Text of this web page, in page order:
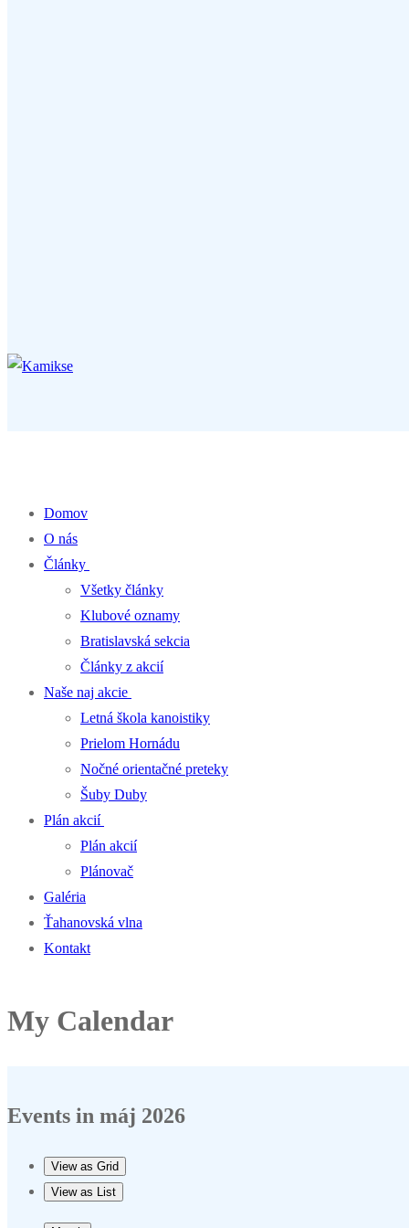
Domov
O nás
Články
Všetky články
Klubové oznamy
Bratislavská sekcia
Články z akcií
Naše naj akcie
Letná škola kanoistiky
Prielom Hornádu
Nočné orientačné preteky
Šuby Duby
Plán akcií
Plán akcií
Plánovač
Galéria
Ťahanovská vlna
Kontakt
My Calendar
Events in máj 2026
View as Grid
View as
List